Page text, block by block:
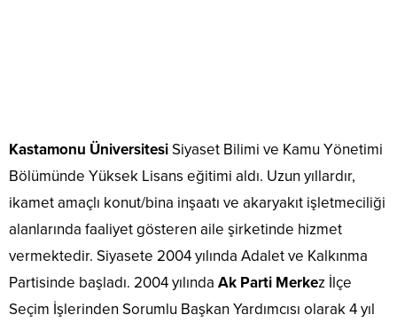
Kastamonu ÜniversitesiSiyaset Bilimi ve Kamu Yönetimi
Bölümünde Yüksek Lisans eğitimi aldı. Uzun yıllardır,
ikamet amaçlı konut/bina inşaatı ve akaryakıt işletmeciliği
alanlarında faaliyet gösteren aile şirketinde hizmet
vermektedir. Siyasete 2004 yılında Adalet ve Kalkınma
Partisinde başladı. 2004 yılında Ak Parti Merkez İlçe
Seçim İşlerinden Sorumlu Başkan Yardımcısı olarak 4 yıl